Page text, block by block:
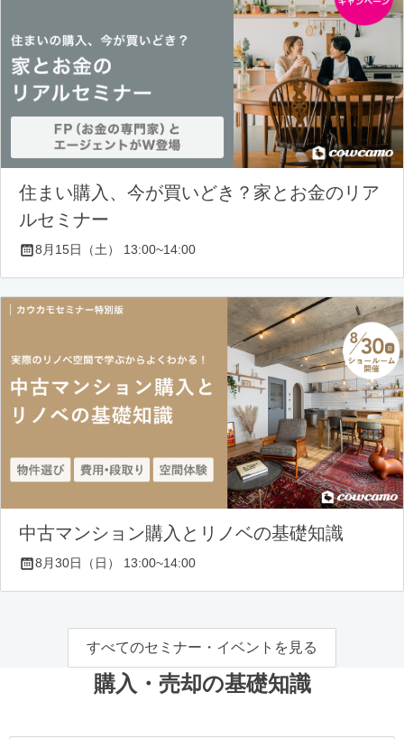
住まい購入、今が買いどき？家とお金のリア
ルセミナー
8月15日（土） 13:00~14:00
中古マンション購入とリノベの基礎知識
8月30日（日） 13:00~14:00
すべてのセミナー・イベントを見る
購入・売却の基礎知識